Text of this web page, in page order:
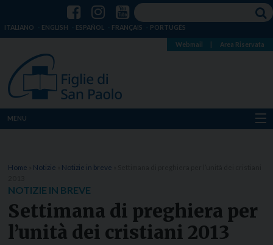
ITALIANO ENGLISH ESPAÑOL FRANÇAIS PORTUGÊS
Webmail Area Riservata
MENU
Dove siamo
Notizie
Risorse
Home Notizie Notizie in breve
NOTIZIE IN BREVE
Settimana di preghiera per
l’unità dei cristiani 2013